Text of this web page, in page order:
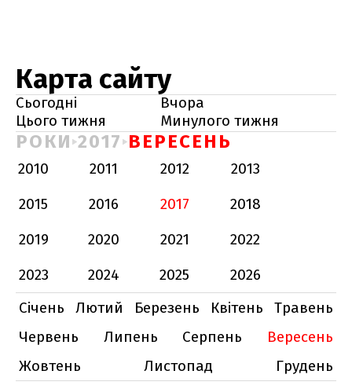
Карта сайту
Сьогодні
Вчора
Цього тижня
Минулого тижня
РОКИ 2017 ВЕРЕСЕНЬ
2010 2011 2012
2013
2015
2016 2017
2018
2019
2020 2021
2022
2023
2024 2025
2026
Січень
Лютий Березень Квітень
Травень
Червень
Липень Серпень
Вересень
Жовтень
Листопад
Грудень